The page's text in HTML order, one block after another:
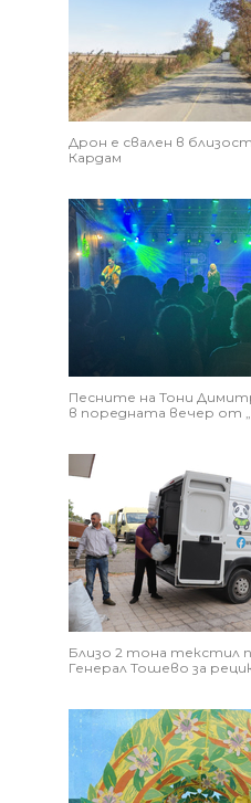
Дрон е свален в
Кардам
Песните на Тони
в поредната вечер от
Близо 2 тона текстил
Генерал Тошево за